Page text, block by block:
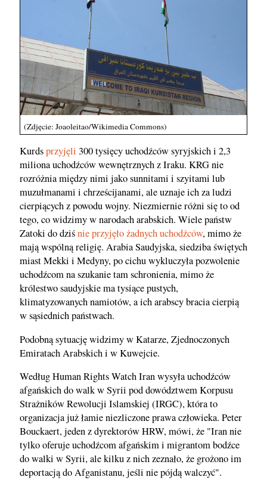
(Zdjęcie: Joaoleitao/Wikimedia Commons)
Kurdsprzyjęli 300 tysięcy uchodźców syryjskich i 2,3
miliona uchodźców wewnętrznych z Iraku. KRG nie
rozróżnia między nimi jako sunnitami i szyitami lub
muzułmanami i chrześcijanami, ale uznaje ich za ludzi
cierpiących z powodu wojny. Niezmiernie różni się to od
tego, co widzimy w narodach arabskich. Wiele państw
Zatoki do dziśnie przyjęło żadnych uchodźców, mimo że
mają wspólną religię. Arabia Saudyjska, siedziba świętych
miast Mekki i Medyny, po cichu wykluczyła pozwolenie
uchodźcom na szukanie tam schronienia, mimo że
królestwo saudyjskie ma tysiące pustych,
klimatyzowanych namiotów, a ich arabscy bracia cierpią
w sąsiednich państwach.
Podobną sytuację widzimy w Katarze, Zjednoczonych
Emiratach Arabskich i w Kuwejcie.
Według Human Rights Watch Iran wysyła uchodźców
afgańskich do walk w Syrii pod dowództwem Korpusu
Strażników Rewolucji Islamskiej (IRGC), która to
organizacja już łamie niezliczone prawa człowieka. Peter
Bouckaert, jeden z dyrektorów HRW, mówi, że "Iran nie
tylko oferuje uchodźcom afgańskim i migrantom bodźce
do walki w Syrii, ale kilku z nich zeznało, że grożono im
deportacją do Afganistanu, jeśli nie pójdą walczyć".